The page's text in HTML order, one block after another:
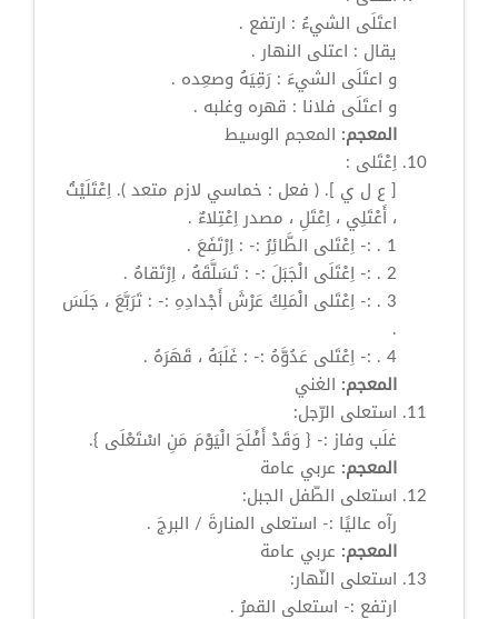
اعتَلَى الشيءُ : ارتفع .
يقال : اعتلى النهار .
و اعتَلَى الشيءَ : رَقِيَهُ وصعِده .
و اعتَلَى فلانا : قهره وغلبه .
المعجم: المعجم الوسيط
اِعْتَلى :
[ ع ل ي ]. ( فعل : خماسي لازم متعد ). اِعْتَلَيْتُ
، أَعْتَلِي ، اِعْتَلِ ، مصدراِعْتِلاءٌ .
1 . :-
اِعْتَلى الطَّائِرُ :- : اِرْتَفَعَ .
2 . :-
اِعْتَلَى الْجَبَلَ :- : تَسَلَّقَهُ ، اِرْتَقاهُ .
3 . :-
اِعْتَلى الْمَلِكُ عَرْشَ أَجْدادِهِ :- : تَرَبَّعَ ، جَلَسَ
.
4 . :-
اِعْتَلى عَدُوَّهُ :- : غَلَبَهُ ، قَهَرَهُ .
المعجم: الغني
استعلى الرّجل:
غلَب وفاز :- { وَقَدْ أَفْلَحَ الْيَوْمَ مَنِ اسْتَعْلَى }.
المعجم: عربي عامة
استعلى الطّفل الجبل:
رآه عاليًا :- استعلى المنارةَ / البرجَ .
المعجم: عربي عامة
استعلى النّهار:
ارتفع :- استعلى القمرُ .